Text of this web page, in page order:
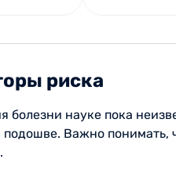
риска
болезни науке пока
Важно понимать,